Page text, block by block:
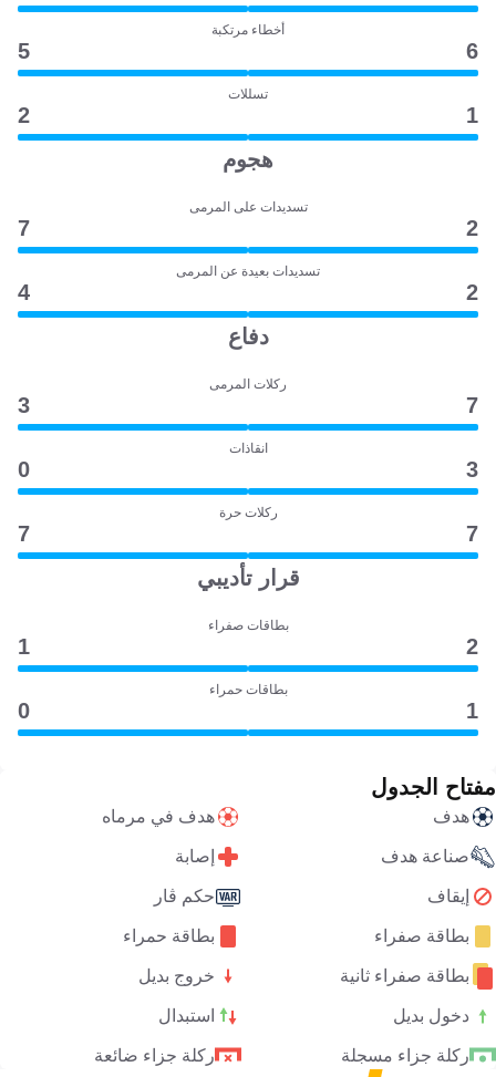
أخطاء مرتكبة
6
5
تسللات
1
2
هجوم
تسديدات على المرمى
2
7
تسديدات بعيدة عن المرمى
2
4
دفاع
ركلات المرمى
7
3
انقاذات
3
0
ركلات حرة
7
7
قرار تأديبي
بطاقات صفراء
2
1
بطاقات حمراء
1
0
مفتاح الجدول
هدف هدف في مرماه
صناعة هدف إصابة
إيقاف حكم ڤار
بطاقة صفراء بطاقة حمراء
بطاقة صفراء ثانية خروج بديل
دخول بديل استبدال
ركلة جزاء مسجلة ركلة جزاء ضائعة